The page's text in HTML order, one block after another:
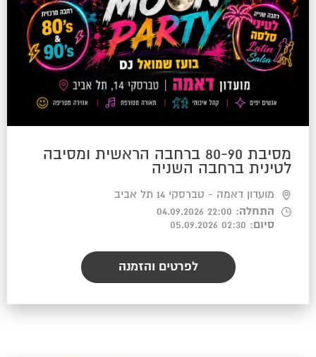
מסיבת 80-90 ברחבה הראשית ומסיבה
לטינית ברחבה השניה
מועדון דאמה - טברסקי 14 תל אביב
התחלה: 22:00 04.09.2026
סיום : 02:30 05.09.2026
לפרטים והזמנה